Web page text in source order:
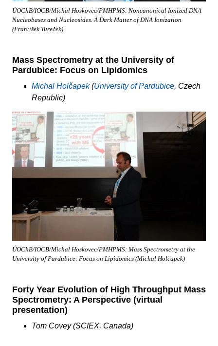
ÚOChB/IOCB/Michal Hoskovec/PMHPMS: Noncanonical Ionized DNA
Nucleobases and Nucleosides. A Dark Matter of DNA Ionization
(František Tureček)
Mass Spectrometry at the University of
Pardubice: Focus on Lipidomics
Michal Holčapek(University of Pardubice, Czech
Republic)
ÚOChB/IOCB/Michal Hoskovec/PMHPMS: Mass Spectrometry at the
University of Pardubice: Focus on Lipidomics (Michal Holčapek)
Forty Year Evolution of High Throughput Mass
Spectrometry: A Perspective (virtual
presentation)
Tom Covey (SCIEX, Canada)